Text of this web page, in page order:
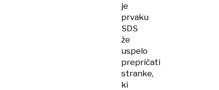
je
prvaku
SDS
že
uspelo
prepričati
stranke,
ki